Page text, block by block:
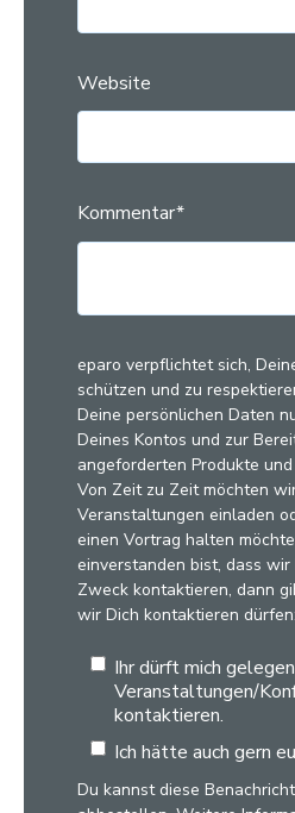
Website
Kommentar*
eparo verpflichtet sich,
schützen und zu
Deine persönlichen Daten
Deines Kontos und zur
angeforderten Produkte
Von Zeit zu Zeit möchten
Veranstaltungen einladen
einen Vortrag halten
einverstanden bist, dass wir
Zweck kontaktieren, dann
wir Dich kontaktieren dürfen:
Ihr dürft mich
Veranstaltungen/
kontaktieren.
Ich hätte auch gern
Du kannst diese